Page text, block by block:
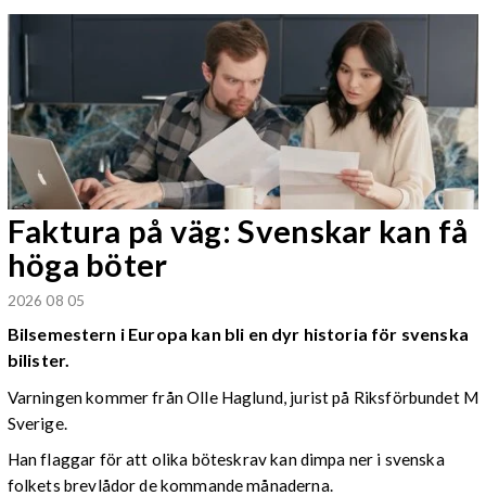
Faktura på väg: Svenskar kan få
höga böter
2026 08 05
Bilsemestern i Europa kan bli en dyr historia för svenska
bilister.
Varningen kommer från Olle Haglund, jurist på Riksförbundet M
Sverige.
Han flaggar för att olika böteskrav kan dimpa ner i svenska
folkets brevlådor de kommande månaderna.